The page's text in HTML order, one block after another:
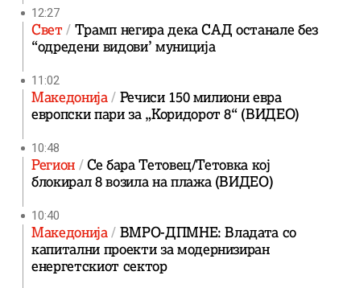
12:27
Свет Трамп негира дека САД останале без
“одредени видови’ муниција
11:02
Македонија Речиси 150 милиони евра
европски пари за „Коридорот 8“ (ВИДЕО)
10:48
Регион
Се бара Тетовец/Тетовка кој
блокирал 8 возила на плажа (ВИДЕО)
10:40
Македонија ВМРО-ДПМНЕ: Владата со
капитални проекти за модернизиран
енергетскиот сектор